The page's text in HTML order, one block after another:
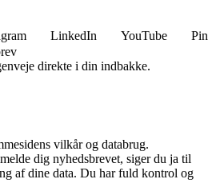
LinkedIn YouTube
direkte i din indbakke.
vilkår og databrug.
dig nyhedsbrevet, siger du ja til
af dine data. Du har fuld kontrol og